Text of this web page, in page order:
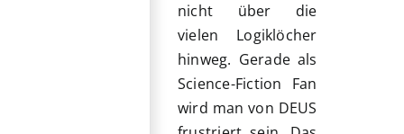
nicht über die
vielen Logiklöcher
hinweg. Gerade als
Science-Fiction Fan
wird man von DEUS